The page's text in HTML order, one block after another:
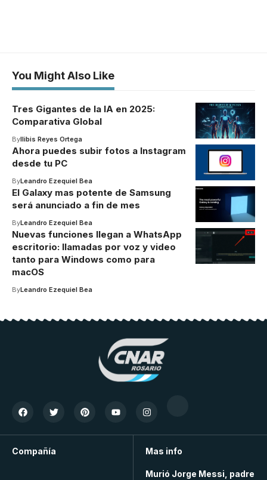
You Might Also Like
Tres Gigantes de la IA en 2025:
Comparativa Global
ByIlibis Reyes Ortega
Ahora puedes subir fotos a Instagram
desde tu PC
ByLeandro Ezequiel Bea
El Galaxy mas potente de Samsung
será anunciado a fin de mes
ByLeandro Ezequiel Bea
Nuevas funciones llegan a WhatsApp
escritorio: llamadas por voz y video
tanto para Windows como para
macOS
ByLeandro Ezequiel Bea
Compañía Mas info
Murió Jorge Messi, padre